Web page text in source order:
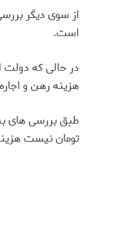
است.
در حالی که دولت
هزینه رهن و
تومان نیست هزینه اجاره نیز زیر